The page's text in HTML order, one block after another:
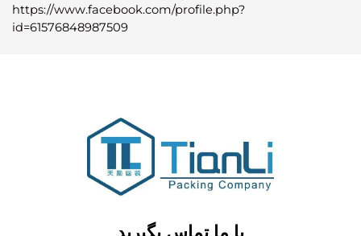
https://www.facebook.com/profile.php?
id=61576848987509